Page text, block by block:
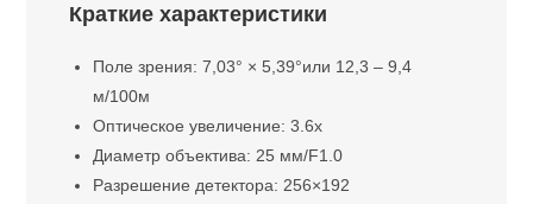
Краткие характеристики
Поле зрения: 7,03° × 5,39°или 12,3 – 9,4
м/100м
Оптическое увеличение: 3.6x
Диаметр объектива: 25 мм/F1.0
Разрешение детектора: 256×192